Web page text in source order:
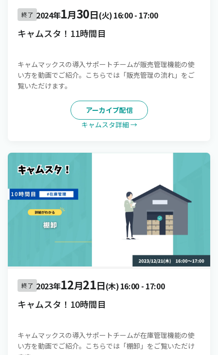
終了 2024年1月30日(火)16:00- 17:00
キャムスタ！11時間目
キャムマックスの導入サポートチームが販売管理機能の使
い方を動画でご紹介。こちらでは「販売管理の流れ」をご
覧いただけます。
アーカイブ配信
キャムスタ詳細 →
終了 2023年12月21日(木)16:00- 17:00
キャムスタ！10時間目
キャムマックスの導入サポートチームが在庫管理機能の使
い方を動画でご紹介。こちらでは「棚卸」をご覧いただけ